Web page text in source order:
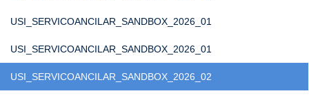
USI_SERVICOANCILAR_SANDBOX_2026_01
USI_SERVICOANCILAR_SANDBOX_2026_01
USI_SERVICOANCILAR_SANDBOX_2026_02